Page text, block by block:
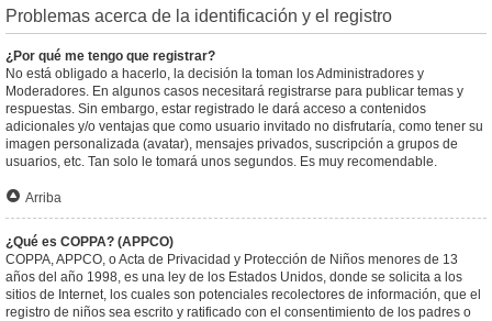
Problemas acerca de la identificación y el registro
¿Por qué me tengo que registrar?
No está obligado a hacerlo, la decisión la toman los Administradores y
Moderadores. En algunos casos necesitará registrarse para publicar temas y
respuestas. Sin embargo, estar registrado le dará acceso a contenidos
adicionales y/o ventajas que como usuario invitado no disfrutaría, como tener su
imagen personalizada (avatar), mensajes privados, suscripción a grupos de
usuarios, etc. Tan solo le tomará unos segundos. Es muy recomendable.
Arriba
¿Qué es COPPA? (APPCO)
COPPA, APPCO, o Acta de Privacidad y Protección de Niños menores de 13
años del año 1998, es una ley de los Estados Unidos, donde se solicita a los
sitios de Internet, los cuales son potenciales recolectores de información, que el
registro de niños sea escrito y ratificado con el consentimiento de los padres o